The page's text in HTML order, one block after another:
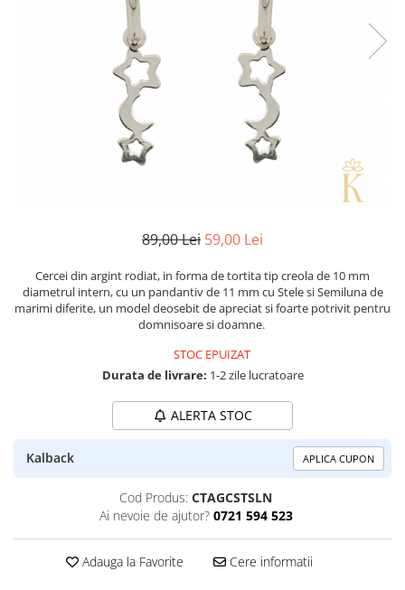
89,00 Lei 59,00 Lei
Cercei din argint rodiat, in forma de tortita tip creola de 10 mm
diametrul intern, cu un pandantiv de 11 mm cu Stele si Semiluna de
marimi diferite, un model deosebit de apreciat si foarte potrivit pentru
domnisoare si doamne.
STOC EPUIZAT
Durata de livrare: 1-2 zile lucratoare
ALERTA STOC
Kalback APLICA CUPON
Cod Produs: CTAGCSTSLN
Ai nevoie de ajutor? 0721 594 523
Adauga la Favorite Cere informatii